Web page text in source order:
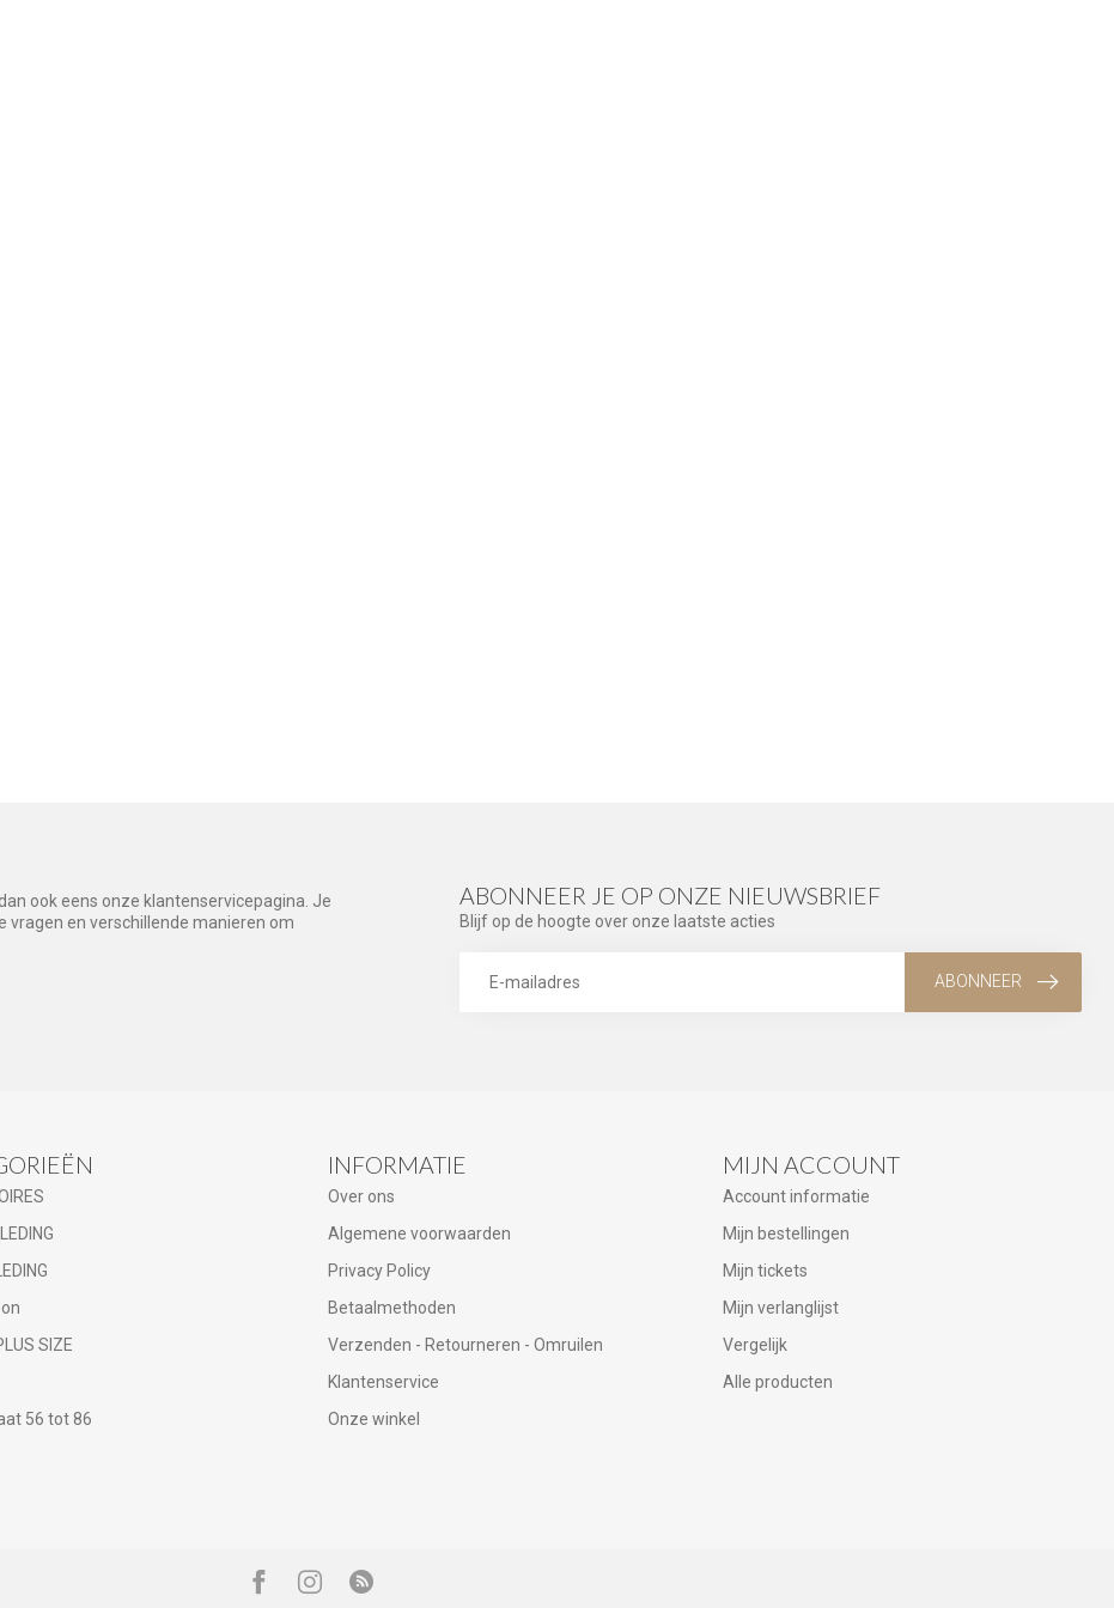
ook eens onze klantenservicepagina. Je
en verschillende manieren om
ABONNEER JE OP ONZE NIEUWSBRIEF
Blijf op de hoogte over onze laatste acties
ABONNEER
SIZE
56 tot 86
INFORMATIE
Over ons
Algemene voorwaarden
Privacy Policy
Betaalmethoden
Verzenden - Retourneren - Omruilen
Klantenservice
Onze winkel
MIJN ACCOUNT
Account informatie
Mijn bestellingen
Mijn tickets
Mijn verlanglijst
Vergelijk
Alle producten